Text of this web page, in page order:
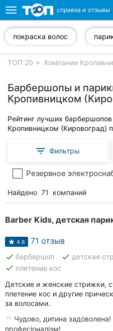
компании
рубрики:
клиники
Ветеринарные
клиники
Все
рубрики
Toggle
navigation
справка и отзывы
покраска волос
ТОП 20 Компании
Барбершопы и
Кропивницком
Рейтинг лучших
Кропивницком (Кировоград)
Фильтры
Резервное
Найдено 71 компаний
Barber Kids, детская
4.8 71 отзыв
done барбершоп done детская
done плетение кос
Детские и женские стрижки,
плетение кос и другие
за волосами.
Чудово, дитина
професіоналізм!